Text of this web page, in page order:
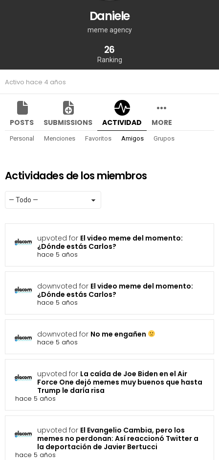
Daniele
meme agency
26
Ranking
Activo hace 4 años
POSTS SUBMISSIONS ACTIVIDAD MORE
Personal Menciones Favoritos Amigos Grupos
Actividades de los miembros
RSS
Mostrar:
upvoted for El video meme del momento:
¿Dónde estás Carlos?
hace 5 años
downvoted for El video meme del momento:
¿Dónde estás Carlos?
hace 5 años
downvoted for No me engañen
hace 5 años
upvoted for La caída de Joe Biden en el Air
Force One dejó memes muy buenos que hasta
Trump le daría risa
hace 5 años
upvoted for El Evangelio Cambia, pero los
memes no perdonan: Así reaccionó Twitter a
la deportación de Javier Bertucci
hace 5 años